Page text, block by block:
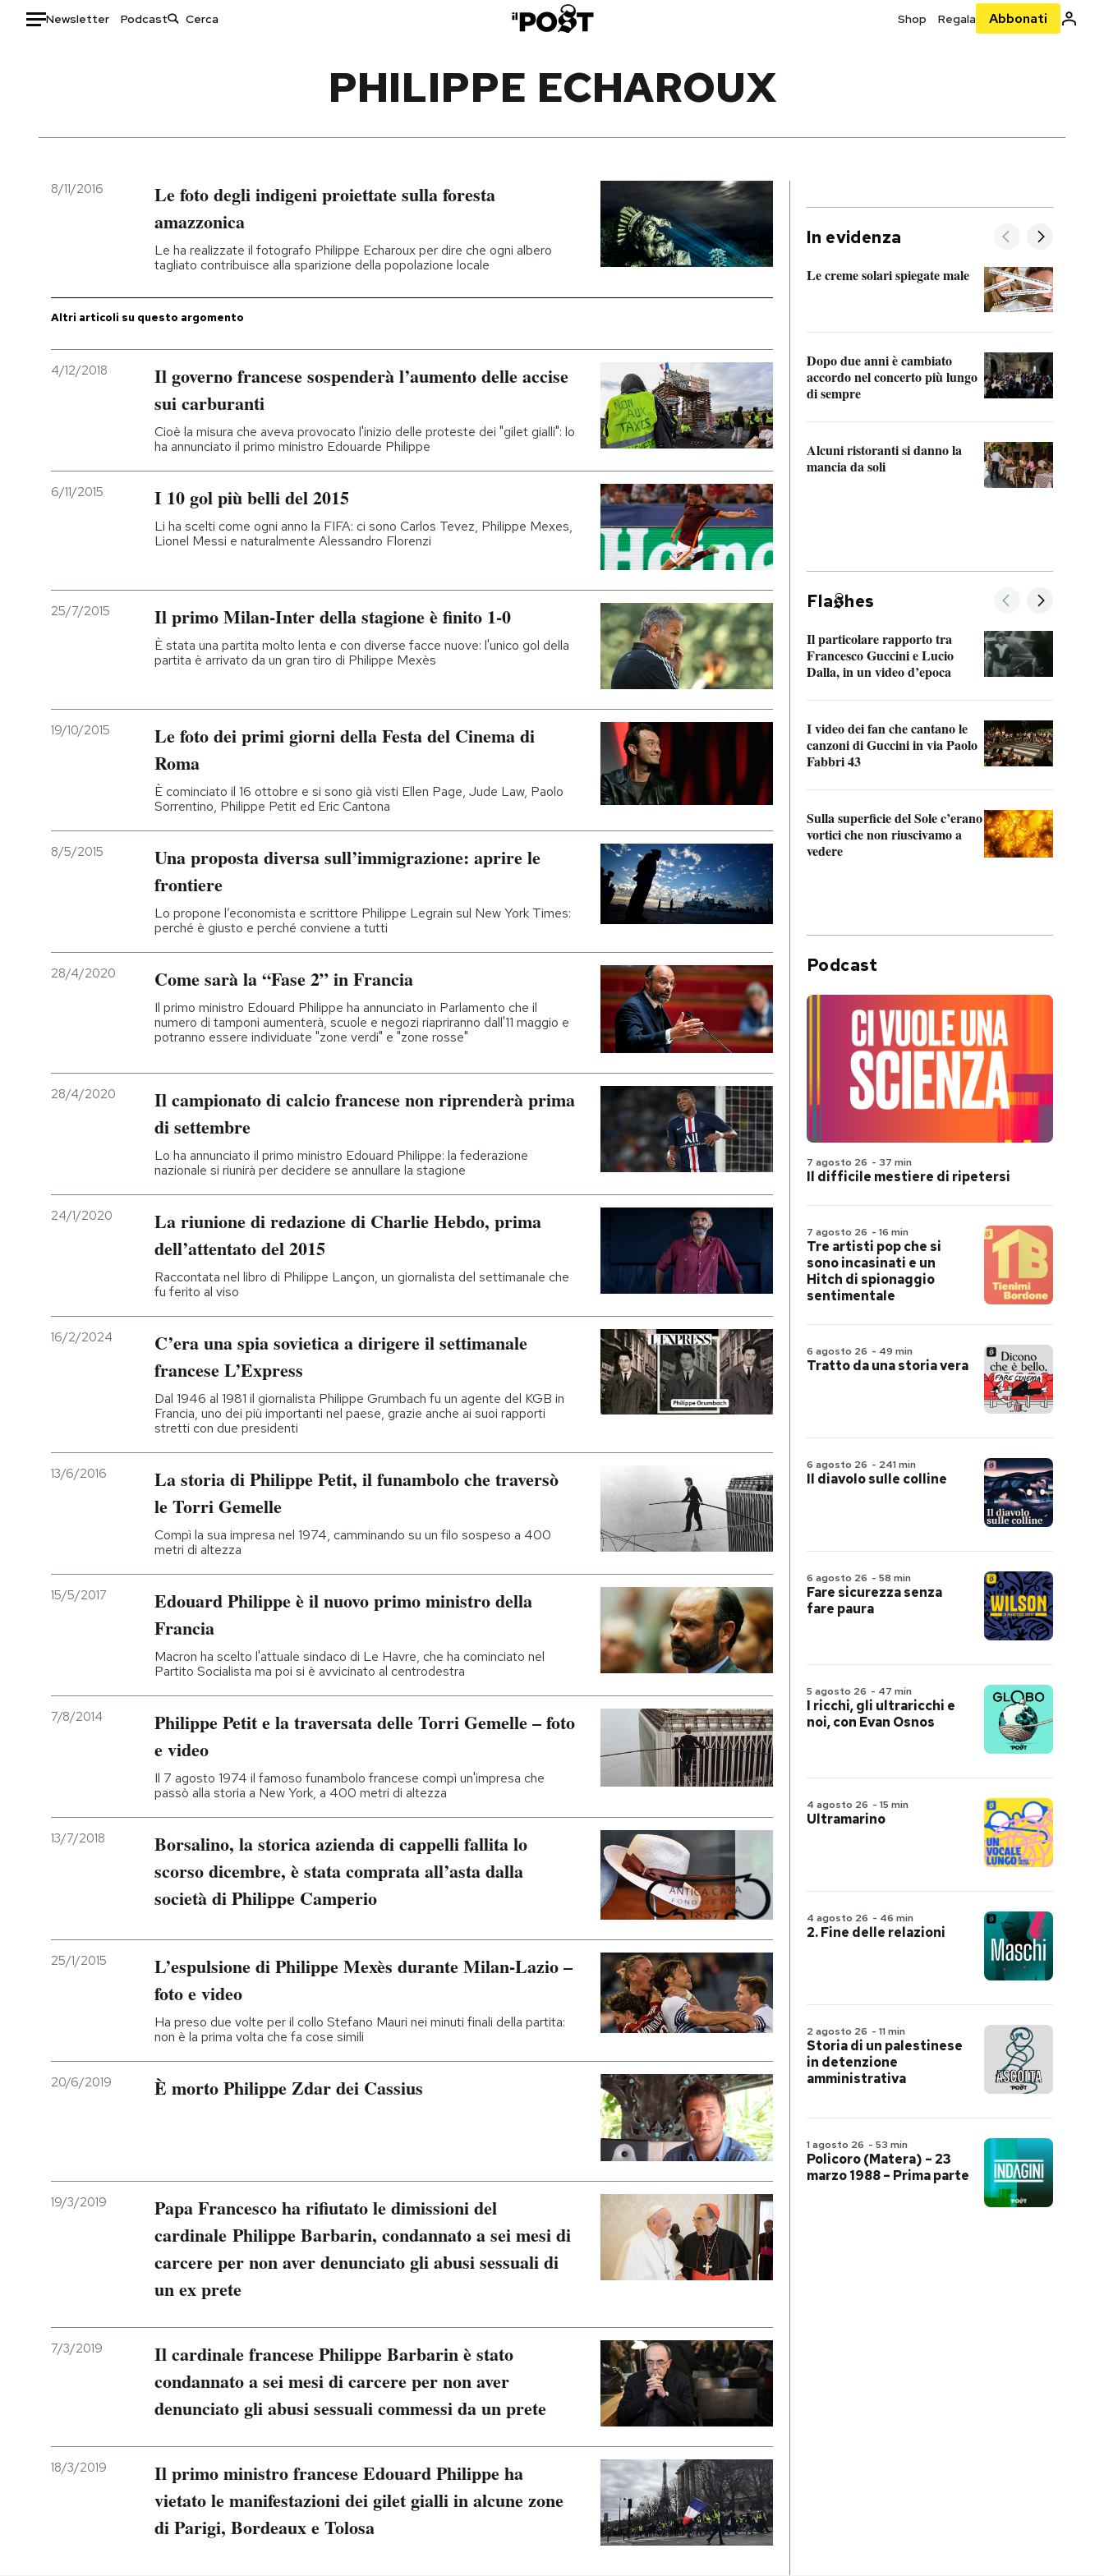
Newsletter Podcast Shop Regala Abbonati
Italia
Politica
Moda
Storie/Idee
Ok Boomer!
Media
I MIEI PREFERITI
CALENDARIO
AREA PERSONALE
Entra
PHILIPPE ECHAROUX
8/11/2016
Le foto degli indigeni proiettate sulla foresta
amazzonica
Le ha realizzate il fotografo Philippe Echaroux per dire che ogni albero
tagliato contribuisce alla sparizione della popolazione locale
Altri articoli su questo argomento
4/12/2018
Il governo francese sospenderà l’aumento delle accise
sui carburanti
Cioè la misura che aveva provocato l'inizio delle proteste dei "gilet gialli": lo
ha annunciato il primo ministro Edouarde Philippe
6/11/2015 I 10 gol più belli del 2015
Li ha scelti come ogni anno la FIFA: ci sono Carlos Tevez, Philippe Mexes,
Lionel Messi e naturalmente Alessandro Florenzi
25/7/2015 Il primo Milan-Inter della stagione è finito 1-0
È stata una partita molto lenta e con diverse facce nuove: l'unico gol della
partita è arrivato da un gran tiro di Philippe Mexès
19/10/2015
Le foto dei primi giorni della Festa del Cinema di
Roma
È cominciato il 16 ottobre e si sono già visti Ellen Page, Jude Law, Paolo
Sorrentino, Philippe Petit ed Eric Cantona
8/5/2015
Una proposta diversa sull’immigrazione: aprire le
frontiere
Lo propone l’economista e scrittore Philippe Legrain sul New York Times:
perché è giusto e perché conviene a tutti
28/4/2020 Come sarà la “Fase 2” in Francia
Il primo ministro Edouard Philippe ha annunciato in Parlamento che il
numero di tamponi aumenterà, scuole e negozi riapriranno dall'11 maggio e
potranno essere individuate "zone verdi" e "zone rosse"
28/4/2020
Il campionato di calcio francese non riprenderà prima
di settembre
Lo ha annunciato il primo ministro Edouard Philippe: la federazione
nazionale si riunirà per decidere se annullare la stagione
24/1/2020
La riunione di redazione di Charlie Hebdo, prima
dell’attentato del 2015
Raccontata nel libro di Philippe Lançon, un giornalista del settimanale che
fu ferito al viso
16/2/2024
C’era una spia sovietica a dirigere il settimanale
francese L’Express
Dal 1946 al 1981 il giornalista Philippe Grumbach fu un agente del KGB in
Francia, uno dei più importanti nel paese, grazie anche ai suoi rapporti
stretti con due presidenti
13/6/2016
La storia di Philippe Petit, il funambolo che traversò
le Torri Gemelle
Compì la sua impresa nel 1974, camminando su un filo sospeso a 400
metri di altezza
15/5/2017
Edouard Philippe è il nuovo primo ministro della
Francia
Macron ha scelto l'attuale sindaco di Le Havre, che ha cominciato nel
Partito Socialista ma poi si è avvicinato al centrodestra
7/8/2014
Philippe Petit e la traversata delle Torri Gemelle – foto
e video
Il 7 agosto 1974 il famoso funambolo francese compì un'impresa che
passò alla storia a New York, a 400 metri di altezza
13/7/2018
Borsalino, la storica azienda di cappelli fallita lo
scorso dicembre, è stata comprata all’asta dalla
società di Philippe Camperio
25/1/2015
L’espulsione di Philippe Mexès durante Milan-Lazio –
foto e video
Ha preso due volte per il collo Stefano Mauri nei minuti finali della partita:
non è la prima volta che fa cose simili
20/6/2019 È morto Philippe Zdar dei Cassius
19/3/2019
Papa Francesco ha rifiutato le dimissioni del
cardinale Philippe Barbarin, condannato a sei mesi di
carcere per non aver denunciato gli abusi sessuali di
un ex prete
7/3/2019
Il cardinale francese Philippe Barbarin è stato
condannato a sei mesi di carcere per non aver
denunciato gli abusi sessuali commessi da un prete
18/3/2019
Il primo ministro francese Edouard Philippe ha
vietato le manifestazioni dei gilet gialli in alcune zone
di Parigi, Bordeaux e Tolosa
In evidenza
Le creme solari spiegate male
Dopo due anni è cambiato
accordo nel concerto più lungo
di sempre
Alcuni ristoranti si danno la
mancia da soli
Fla hes
Il particolare rapporto tra
Francesco Guccini e Lucio
Dalla, in un video d’epoca
I video dei fan che cantano le
canzoni di Guccini in via Paolo
Fabbri 43
Sulla superficie del Sole c’erano
vortici che non riuscivamo a
vedere
Podcast
7 agosto 26 - 37 min
Il difficile mestiere di ripetersi
7 agosto 26 - 16 min
Tre artisti pop che si
sono incasinati e un
Hitch di spionaggio
sentimentale
6 agosto 26 - 49 min
Tratto da una storia vera
6 agosto 26 - 241 min
Il diavolo sulle colline
6 agosto 26 - 58 min
Fare sicurezza senza
fare paura
5 agosto 26 - 47 min
I ricchi, gli ultraricchi e
noi, con Evan Osnos
4 agosto 26 - 15 min
Ultramarino
4 agosto 26 - 46 min
2. Fine delle relazioni
2 agosto 26 - 11 min
Storia di un palestinese
in detenzione
amministrativa
1 agosto 26 - 53 min
Policoro (Matera) – 23
marzo 1988 – Prima parte